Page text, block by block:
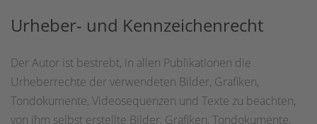
Urheber- und Kennzeichenrecht
Der Autor ist bestrebt, in allen Publikationen die
Urheberrechte der verwendeten Bilder, Grafiken,
Tondokumente, Videosequenzen und Texte zu beachten,
von ihm selbst erstellte Bilder, Grafiken, Tondokumente,